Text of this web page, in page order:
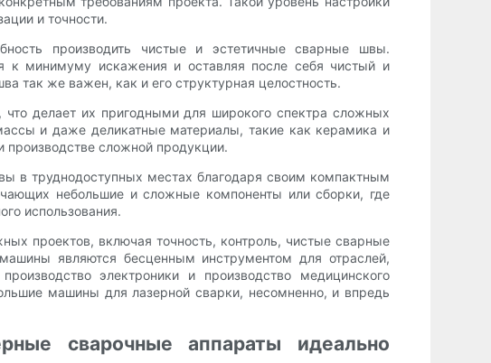
и точности.
производить чистые и эстетичные сварные швы.
к минимуму искажения и оставляя после себя чистый и
так же важен, как и его структурная целостность.
делает их пригодными для широкого спектра сложных
и даже деликатные материалы, такие как керамика и
производстве сложной продукции.
в труднодоступных местах благодаря своим компактным
небольшие и сложные компоненты или сборки, где
использования.
проектов, включая точность, контроль, чистые сварные
являются бесценным инструментом для отраслей,
электроники и производство медицинского
машины для лазерной сварки, несомненно, и впредь
сварочные аппараты идеально